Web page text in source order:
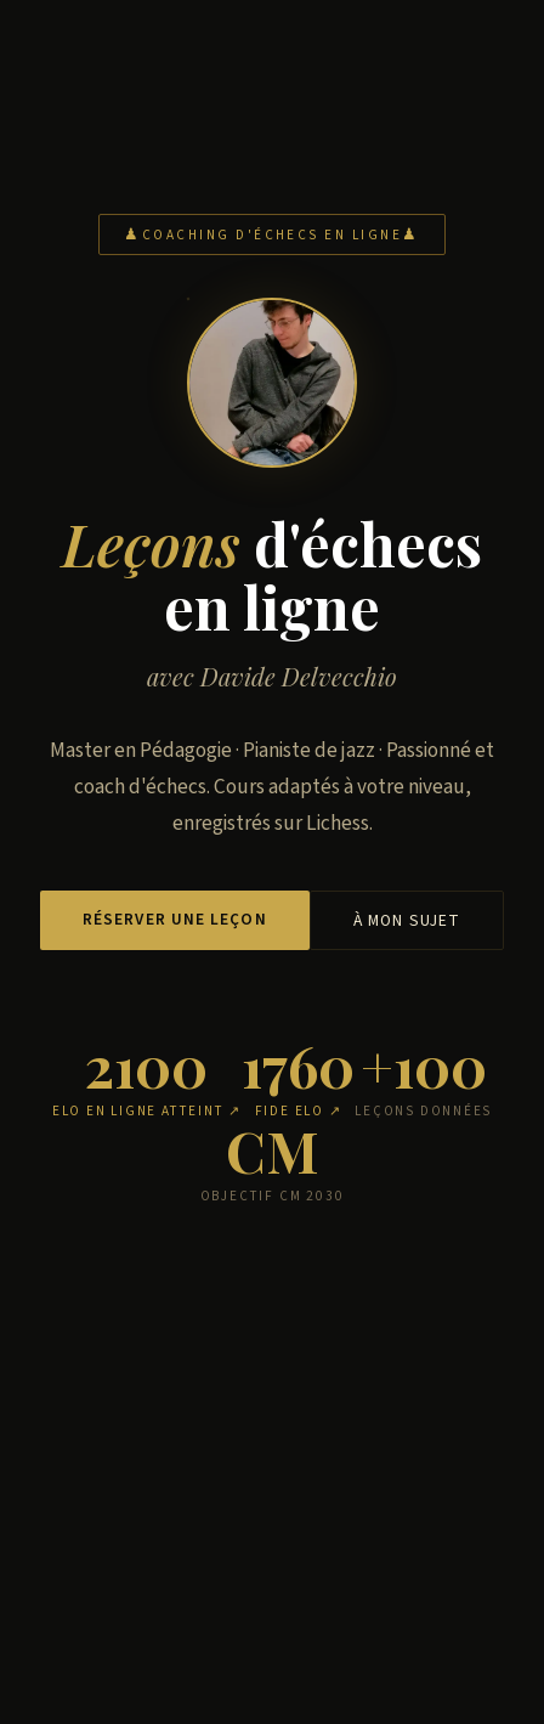
COACHING D'ÉCHECS EN LIGNE
Leçons d'échecs
en ligne
avec Davide Delvecchio
Master en Pédagogie · Pianiste de jazz · Passionné et
coach d'échecs. Cours adaptés à votre niveau,
enregistrés sur Lichess.
RÉSERVER UNE LEÇON À MON SUJET
2100
ELO EN LIGNE ATTEINT ↗
1760
FIDE ELO ↗
+100
LEÇONS DONNÉES
CM
OBJECTIF CM 2030